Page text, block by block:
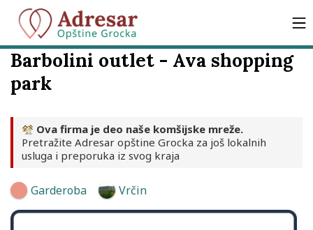
Barbolini outlet - Ava shopping
park
Ova firma je deo naše komšijske mreže.
Pretražite Adresar opštine Grocka za još lokalnih
usluga i preporuka iz svog kraja
Garderoba Vrčin